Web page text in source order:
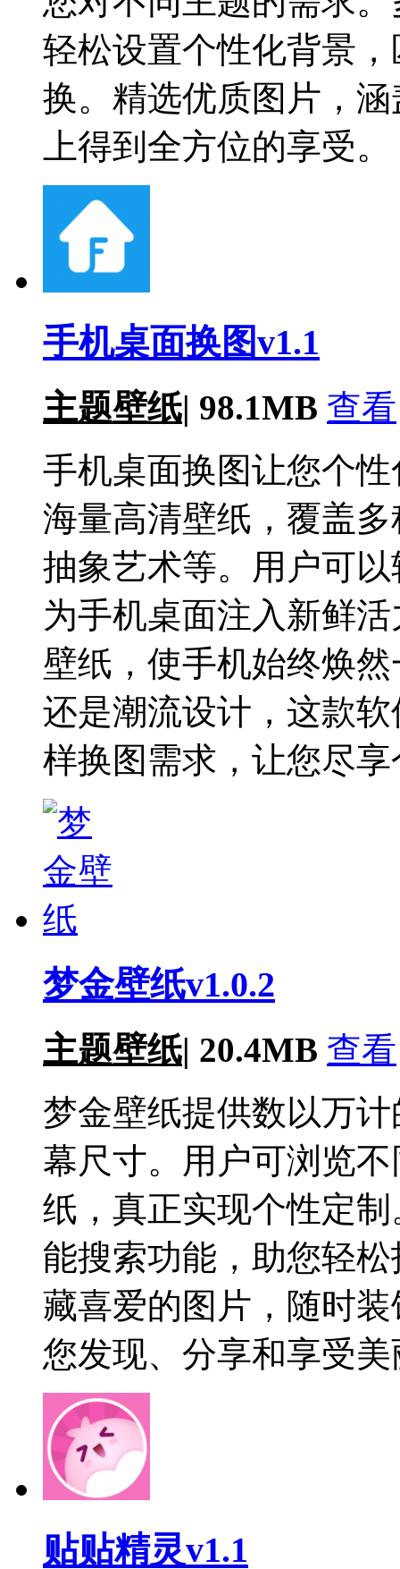
轻松设置个性化背景
换。精选优质图片，
上得到全方位的享受。
手机桌面换图v1.1
主题壁纸| 98.1MB 查看
手机桌面换图让您个
海量高清壁纸，覆盖
抽象艺术等。用户可
为手机桌面注入新鲜
壁纸，使手机始终焕
还是潮流设计，这款
样换图需求，让您尽
梦金壁纸v1.0.2
主题壁纸| 20.4MB 查看
梦金壁纸提供数以万
幕尺寸。用户可浏览
纸，真正实现个性定
能搜索功能，助您轻
藏喜爱的图片，随时
您发现、分享和享受
贴贴精灵v1.1